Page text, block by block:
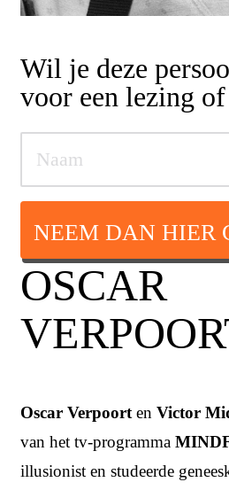
Wil je deze
voor een lezing
OSCAR
Oscar Verpoort en Victor
van het tv-programma
illusionist en studeerde